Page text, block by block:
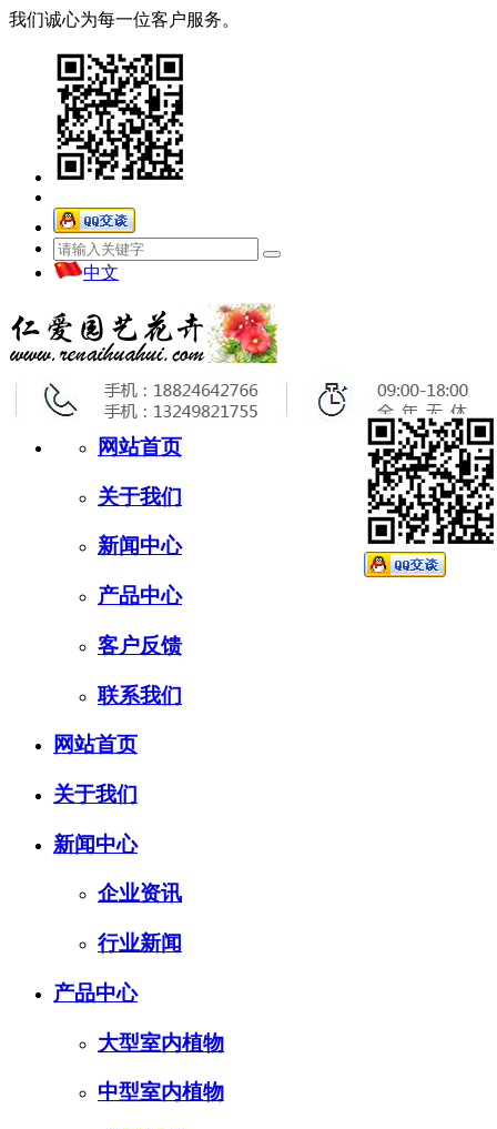
我们诚心为每一位客户服务。
中文
网站首页
关于我们
新闻中心
产品中心
客户反馈
联系我们
网站首页
关于我们
新闻中心
企业资讯
行业新闻
产品中心
大型室内植物
中型室内植物